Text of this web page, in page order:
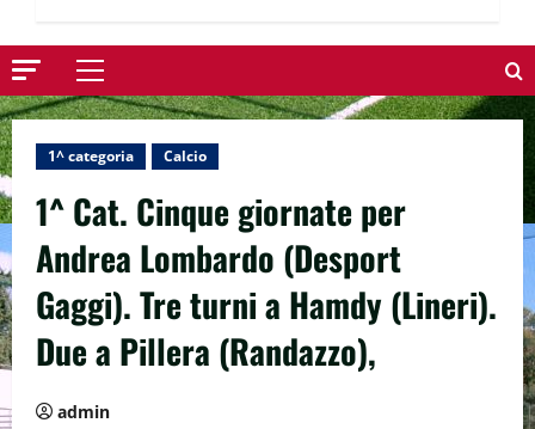
Menu
principale
1^ categoria Calcio
1^ Cat. Cinque giornate per
Andrea Lombardo (Desport
Gaggi). Tre turni a Hamdy (Lineri).
Due a Pillera (Randazzo),
admin